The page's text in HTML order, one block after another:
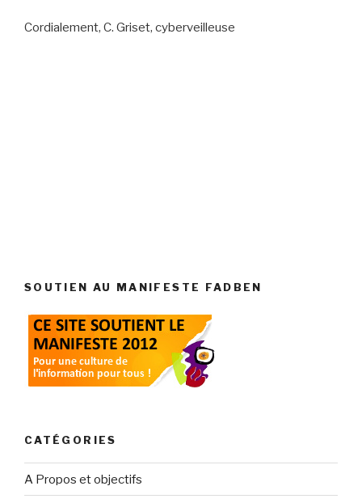
Cordialement, C. Griset, cyberveilleuse
SOUTIEN AU MANIFESTE FADBEN
CATÉGORIES
A Propos et objectifs